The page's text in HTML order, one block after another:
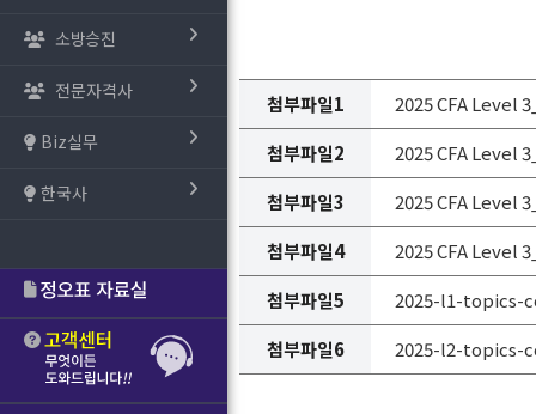
소방승진
전문자격사
Biz실무
한국사
첨부파일1
2025 CFA Level
첨부파일2
2025 CFA Level
첨부파일3
2025 CFA Level
첨부파일4
2025 CFA Level
첨부파일5
2025-l1-topics-
첨부파일6
2025-l2-topics-